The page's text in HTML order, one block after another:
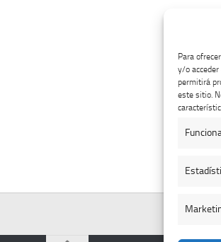
Para
y/o
permitirá
este sitio.